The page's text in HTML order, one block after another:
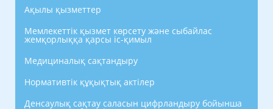
Ақылы қызметтер
Мемлекеттік қызмет көрсету және сыбайлас
жемқорлыққа қарсы іс-қимыл
Медициналық сақтандыру
Нормативтік құқықтық актілер
Денсаулық сақтау саласын цифрландыру бойынша